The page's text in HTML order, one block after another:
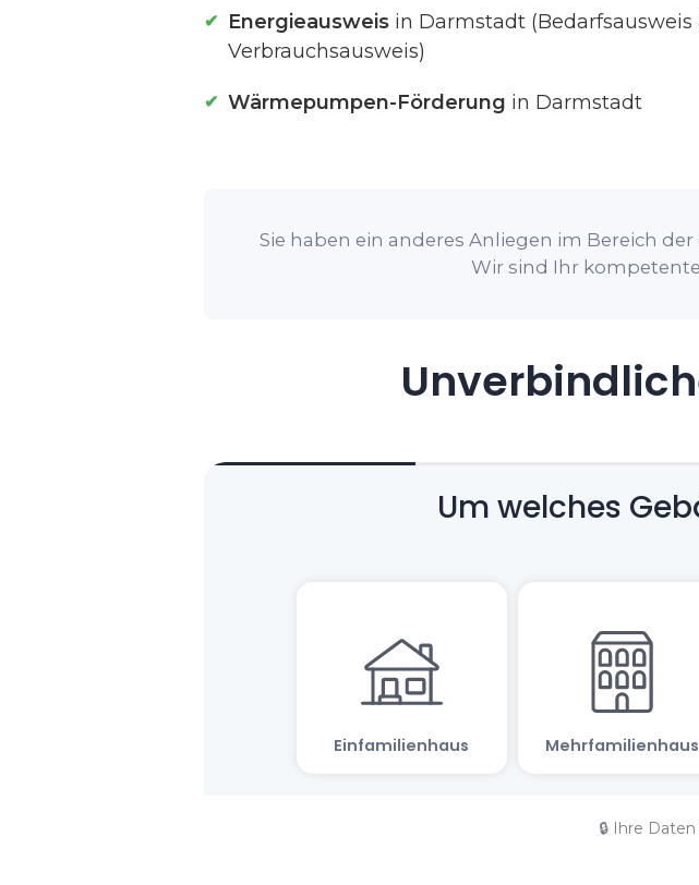
Energieausweis in Darmstadt (Bedarfsausweis
Verbrauchsausweis)
Wärmepumpen-Förderung in Darmstadt
Sie haben ein anderes Anliegen im Bereich
Wir sind Ihr
🔒 Ihre